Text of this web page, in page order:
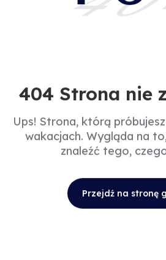
404 Strona nie
Ups! Strona, którą
wakacjach. Wygląda na
znaleźć tego,
Przejdź na stronę